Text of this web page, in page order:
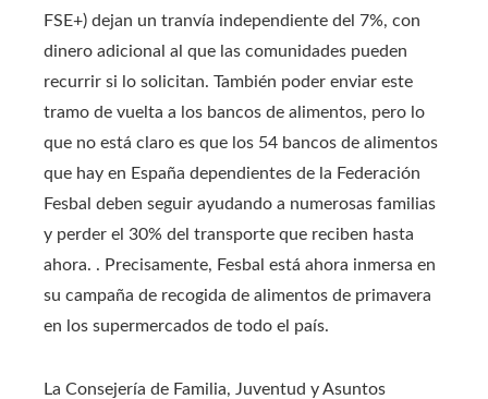
FSE+) dejan un tranvía independiente del 7%, con
dinero adicional al que las comunidades pueden
recurrir si lo solicitan. También poder enviar este
tramo de vuelta a los bancos de alimentos, pero lo
que no está claro es que los 54 bancos de alimentos
que hay en España dependientes de la Federación
Fesbal deben seguir ayudando a numerosas familias
y perder el 30% del transporte que reciben hasta
ahora. . Precisamente, Fesbal está ahora inmersa en
su campaña de recogida de alimentos de primavera
en los supermercados de todo el país.
La Consejería de Familia, Juventud y Asuntos